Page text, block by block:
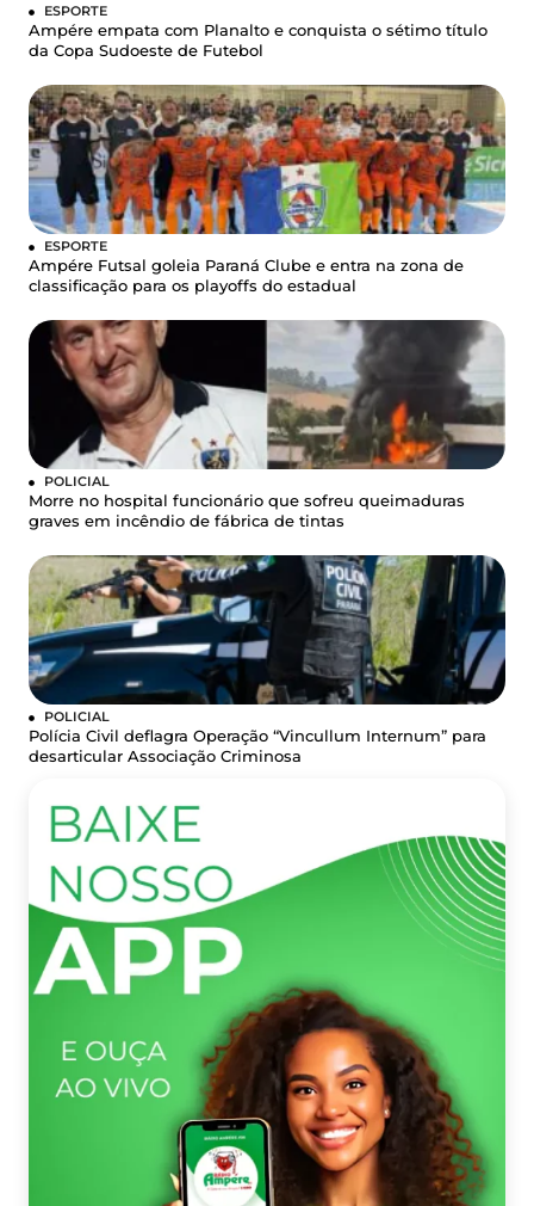
ESPORTE
Ampére empata com Planalto e conquista o sétimo título
da Copa Sudoeste de Futebol
ESPORTE
Ampére Futsal goleia Paraná Clube e entra na zona de
classificação para os playoffs do estadual
POLICIAL
Morre no hospital funcionário que sofreu queimaduras
graves em incêndio de fábrica de tintas
POLICIAL
Polícia Civil deflagra Operação “Vincullum Internum” para
desarticular Associação Criminosa